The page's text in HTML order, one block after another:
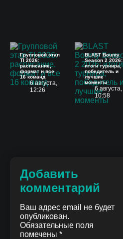
Групповой этап
TI 2026:
расписание,
формат и все
16 команд
6 августа,
12:26
BLAST Bounty
Season 2 2026:
итоги турнира,
победитель и
лучшие
моменты
6 августа,
10:58
Добавить
комментарий
Ваш адрес email не будет
опубликован.
Обязательные поля
помечены *